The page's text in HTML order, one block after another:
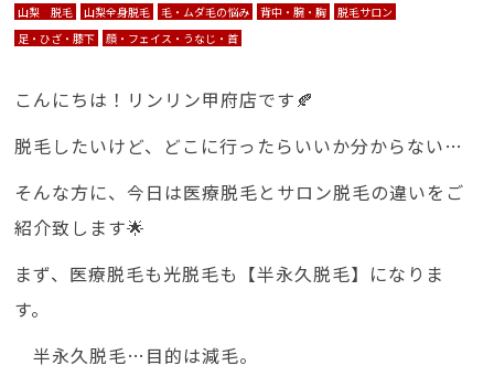
山梨 脱毛
山梨全身脱毛 毛・ムダ毛の悩み 背中・腕・胸
脱毛サロン
足・ひざ・膝下
顔・フェイス・うなじ・首
こんにちは！リンリン甲府店です🍂
脱毛したいけど、どこに行ったらいいか分からない…
そんな方に、今日は医療脱毛とサロン脱毛の違いをご
紹介致します🌟
まず、医療脱毛も光脱毛も【半永久脱毛】になりま
す。
半永久脱毛…目的は減毛。